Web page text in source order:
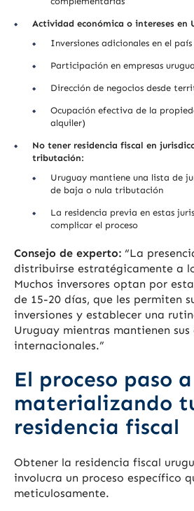
Actividad económica o intereses en
Inversiones adicionales en el país
Participación en empresas
Dirección de negocios desde
Ocupación efectiva de la
alquiler)
No tener residencia fiscal en
tributación:
Uruguay mantiene una lista de
de baja o nula tributación
La residencia previa en estas
complicar el proceso
Consejo de experto: “La
distribuirse estratégicamente a
Muchos inversores optan por
de 15-20 días, que les permiten
inversiones y establecer una
Uruguay mientras mantienen sus
internacionales.”
El proceso paso
materializando
residencia fiscal
Obtener la residencia fiscal
involucra un proceso específico
meticulosamente.